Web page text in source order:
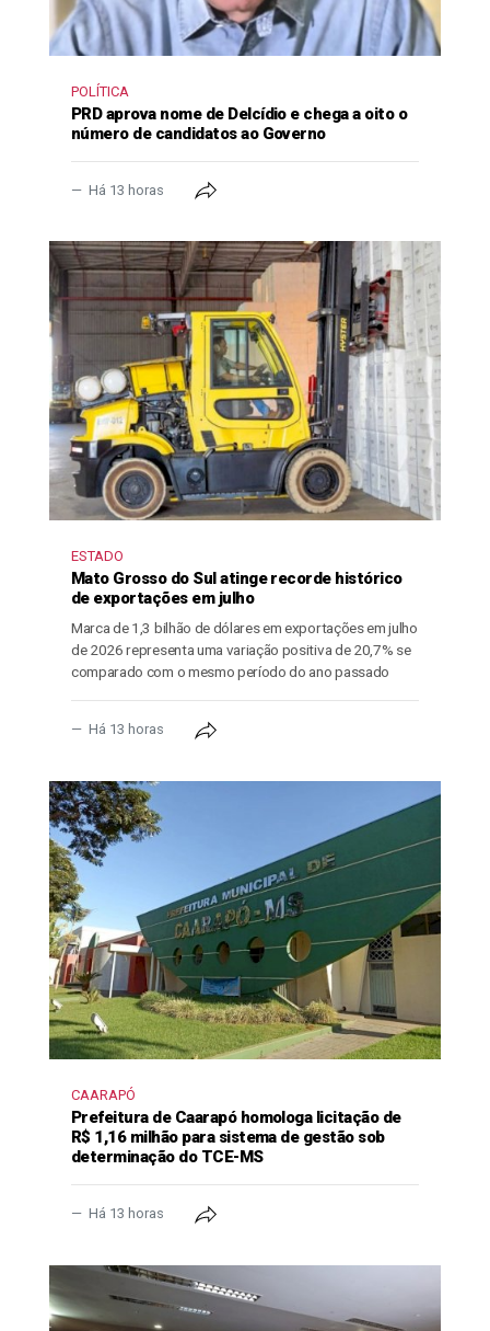
POLÍTICA
PRD aprova nome de Delcídio e chega a oito o
número de candidatos ao Governo
Há 13 horas
ESTADO
Mato Grosso do Sul atinge recorde histórico
de exportações em julho
Marca de 1,3 bilhão de dólares em exportações em julho
de 2026 representa uma variação positiva de 20,7% se
comparado com o mesmo período do ano passado
Há 13 horas
CAARAPÓ
Prefeitura de Caarapó homologa licitação de
R$ 1,16 milhão para sistema de gestão sob
determinação do TCE-MS
Há 13 horas